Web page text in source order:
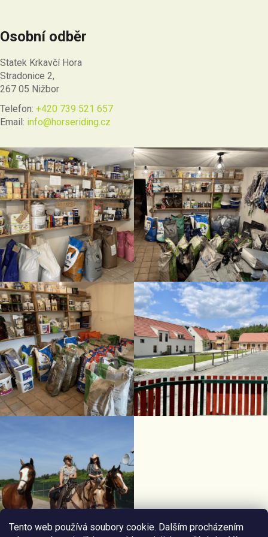
Tento web používá soubory cookie. Dalším procházením
Osobní odběr
Statek Krkavčí Hora
Stradonice 2,
267 05 Nižbor
Telefon: +420 739 521 657
Email: info@horseriding.cz